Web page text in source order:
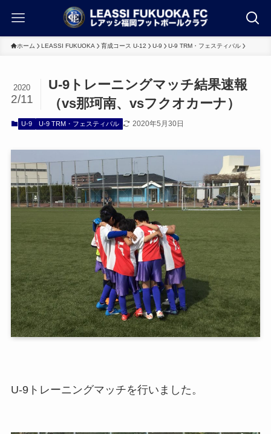
ホーム LEASSI FUKUOKA 育成コース U-12 U-9 U-9 TRM・フェスティバル
U-9トレーニングマッチ結果速報
（vs那珂南、vsフクオカーナ）
2020
2/11
U-9 U-9 TRM・フェスティバル 2020年5月30日
U-9トレーニングマッチを行いました。